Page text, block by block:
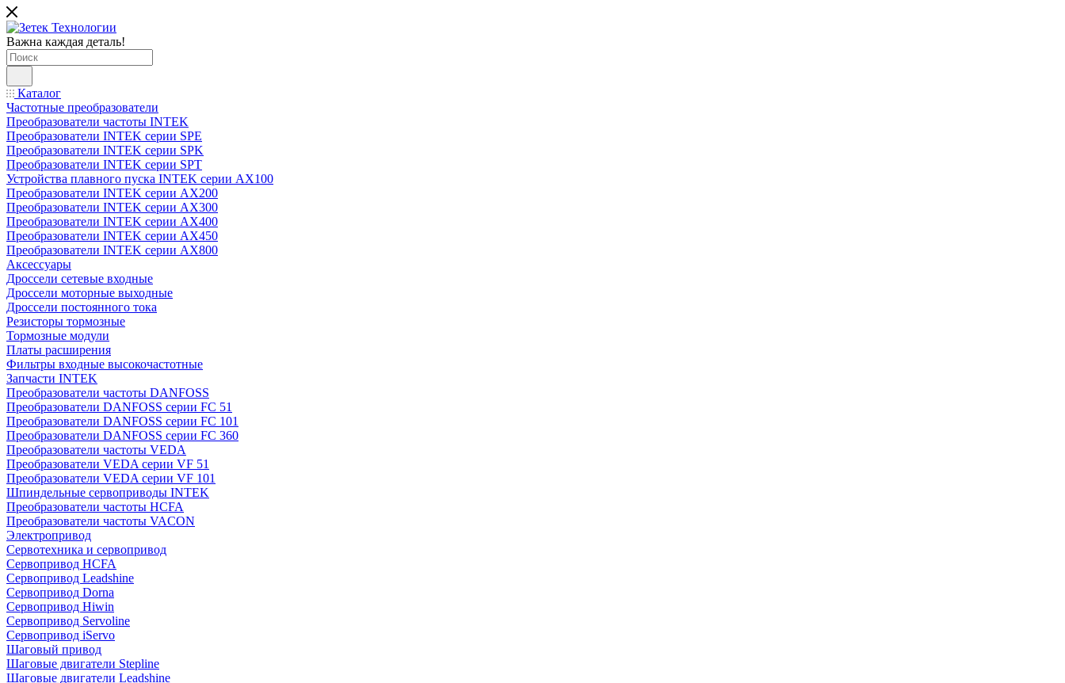
Важна каждая деталь!
Каталог
Частотные преобразователи
Преобразователи частоты INTEK
Преобразователи INTEK серии SPE
Преобразователи INTEK серии SPK
Преобразователи INTEK серии SPT
Устройства плавного пуска INTEK серии AX100
Преобразователи INTEK серии AX200
Преобразователи INTEK серии AX300
Преобразователи INTEK серии AX400
Преобразователи INTEK серии AX450
Преобразователи INTEK серии AX800
Аксессуары
Дроссели сетевые входные
Дроссели моторные выходные
Дроссели постоянного тока
Резисторы тормозные
Тормозные модули
Платы расширения
Фильтры входные высокочастотные
Запчасти INTEK
Преобразователи частоты DANFOSS
Преобразователи DANFOSS серии FC 51
Преобразователи DANFOSS серии FC 101
Преобразователи DANFOSS серии FC 360
Преобразователи частоты VEDA
Преобразователи VEDA серии VF 51
Преобразователи VEDA серии VF 101
Шпиндельные сервоприводы INTEK
Преобразователи частоты HCFA
Преобразователи частоты VACON
Электропривод
Сервотехника и сервопривод
Сервопривод HCFA
Сервопривод Leadshine
Сервопривод Dorna
Сервопривод Hiwin
Сервопривод Servoline
Сервопривод iServo
Шаговый привод
Шаговые двигатели Stepline
Шаговые двигатели Leadshine